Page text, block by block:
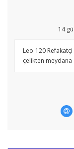
14
Leo 120
çelikten meydana